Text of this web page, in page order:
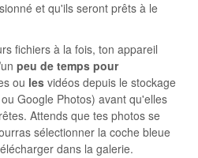
et qu'ils seront prêts à le
fichiers à la fois, ton appareil
un peu de temps pour
ou les vidéos depuis le stockage
Google Photos) avant qu'elles
Attends que tes photos se
sélectionner la coche bleue
dans la galerie.